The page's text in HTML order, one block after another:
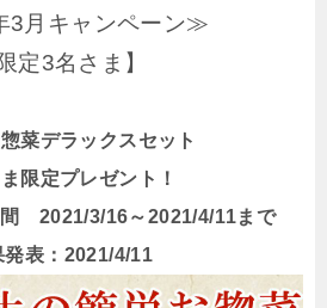
月キャンペーン≫
定3名さま】
菜デラックスセット
限定プレゼント！
2021/3/16～2021/4/11まで
発表：2021/4/11